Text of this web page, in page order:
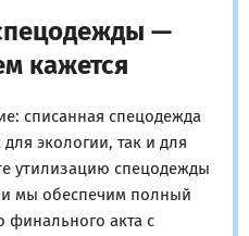
—
кажется
списанная спецодежда
экологии, так и для
утилизацию спецодежды
мы обеспечим полный
финального акта с